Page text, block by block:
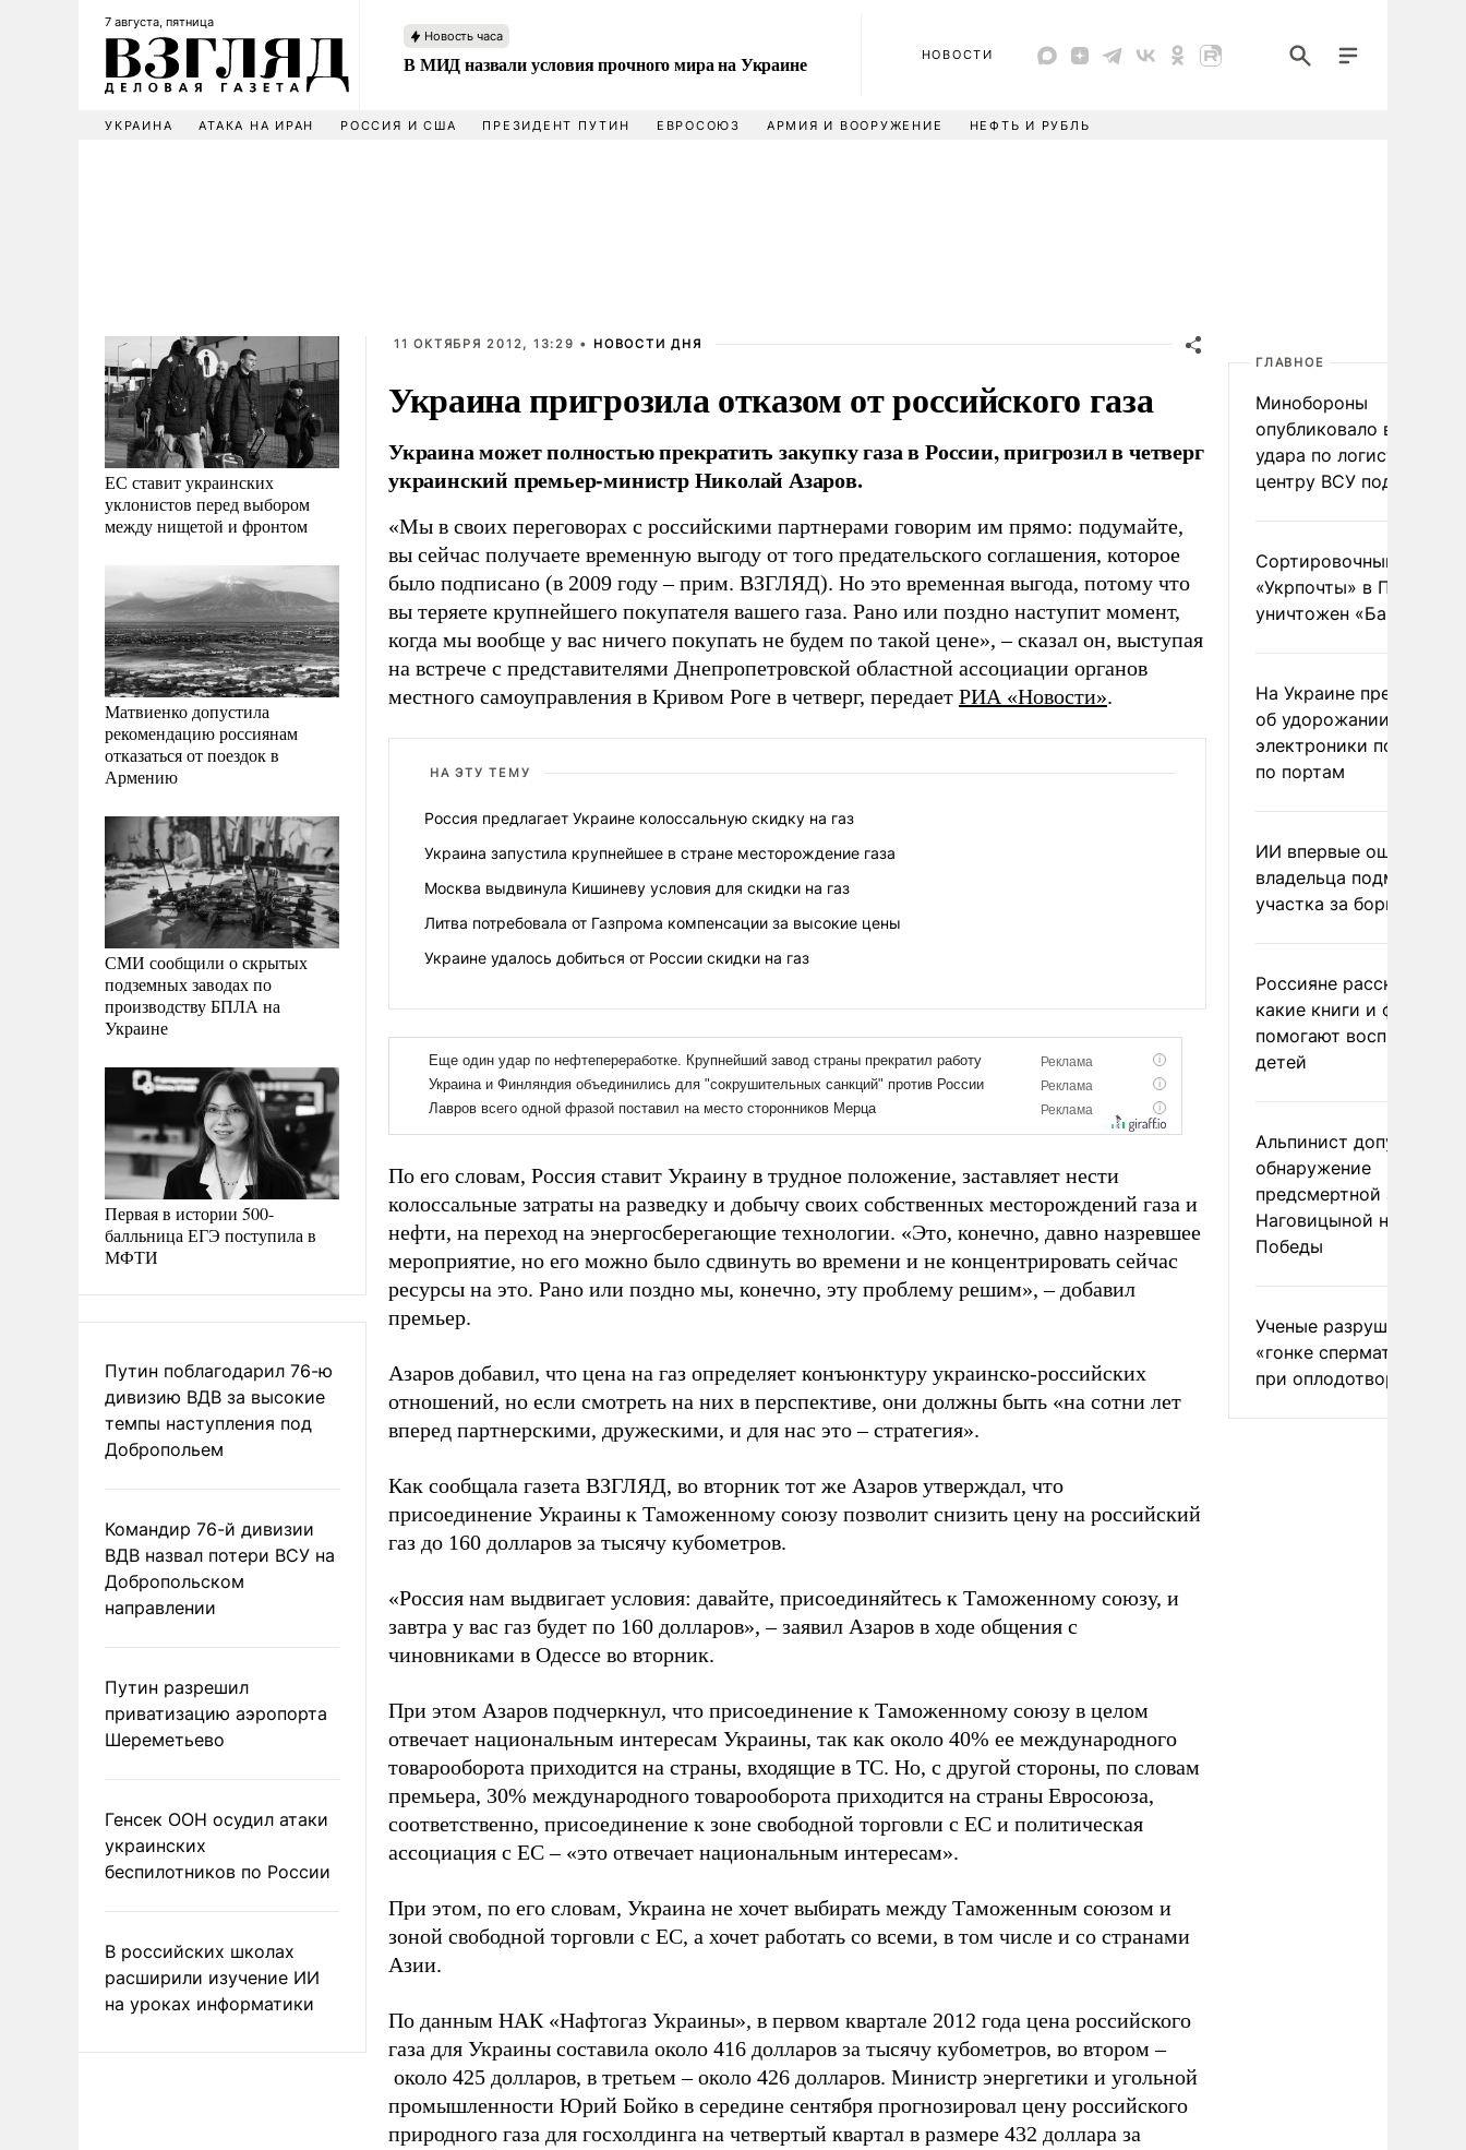
7 августа, пятница
Новость часа
В МИД назвали условия прочного мира на Украине НОВОСТИ
УКРАИНА АТАКА НА ИРАН РОССИЯ И США ПРЕЗИДЕНТ ПУТИН ЕВРОСОЮЗ АРМИЯ И ВООРУЖЕНИЕ НЕФТЬ И РУБЛЬ
ЕС ставит украинских
уклонистов перед выбором
между нищетой и фронтом
Матвиенко допустила
рекомендацию россиянам
отказаться от поездок в
Армению
СМИ сообщили о скрытых
подземных заводах по
производству БПЛА на
Украине
Первая в истории 500-
балльница ЕГЭ поступила в
МФТИ
Путин поблагодарил 76-ю
дивизию ВДВ за высокие
темпы наступления под
Добропольем
Командир 76-й дивизии
ВДВ назвал потери ВСУ на
Добропольском
направлении
Путин разрешил
приватизацию аэропорта
Шереметьево
Генсек ООН осудил атаки
украинских
беспилотников по России
В российских школах
расширили изучение ИИ
на уроках информатики
11 ОКТЯБРЯ 2012, 13:29 • НОВОСТИ ДНЯ
Украина пригрозила отказом от российского газа
Украина может полностью прекратить закупку газа в России, пригрозил в четверг
украинский премьер-министр Николай Азаров.
«Мы в своих переговорах с российскими партнерами говорим им прямо: подумайте,
вы сейчас получаете временную выгоду от того предательского соглашения, которое
было подписано (в 2009 году – прим. ВЗГЛЯД). Но это временная выгода, потому что
вы теряете крупнейшего покупателя вашего газа. Рано или поздно наступит момент,
когда мы вообще у вас ничего покупать не будем по такой цене», – сказал он, выступая
на встрече с представителями Днепропетровской областной ассоциации органов
местного самоуправления в Кривом Роге в четверг, передает РИА «Новости».
НА ЭТУ ТЕМУ
Россия предлагает Украине колоссальную скидку на газ
Украина запустила крупнейшее в стране месторождение газа
Москва выдвинула Кишиневу условия для скидки на газ
Литва потребовала от Газпрома компенсации за высокие цены
Украине удалось добиться от России скидки на газ
По его словам, Россия ставит Украину в трудное положение, заставляет нести
колоссальные затраты на разведку и добычу своих собственных месторождений газа и
нефти, на переход на энергосберегающие технологии. «Это, конечно, давно назревшее
мероприятие, но его можно было сдвинуть во времени и не концентрировать сейчас
ресурсы на это. Рано или поздно мы, конечно, эту проблему решим», – добавил
премьер.
Азаров добавил, что цена на газ определяет конъюнктуру украинско-российских
отношений, но если смотреть на них в перспективе, они должны быть «на сотни лет
вперед партнерскими, дружескими, и для нас это – стратегия».
Как сообщала газета ВЗГЛЯД, во вторник тот же Азаров утверждал, что
присоединение Украины к Таможенному союзу позволит снизить цену на российский
газ до 160 долларов за тысячу кубометров.
«Россия нам выдвигает условия: давайте, присоединяйтесь к Таможенному союзу, и
завтра у вас газ будет по 160 долларов», – заявил Азаров в ходе общения с
чиновниками в Одессе во вторник.
При этом Азаров подчеркнул, что присоединение к Таможенному союзу в целом
отвечает национальным интересам Украины, так как около 40% ее международного
товарооборота приходится на страны, входящие в ТС. Но, с другой стороны, по словам
премьера, 30% международного товарооборота приходится на страны Евросоюза,
соответственно, присоединение к зоне свободной торговли с ЕС и политическая
ассоциация с ЕС – «это отвечает национальным интересам».
При этом, по его словам, Украина не хочет выбирать между Таможенным союзом и
зоной свободной торговли с ЕС, а хочет работать со всеми, в том числе и со странами
Азии.
По данным НАК «Нафтогаз Украины», в первом квартале 2012 года цена российского
газа для Украины составила около 416 долларов за тысячу кубометров, во втором –
около 425 долларов, в третьем – около 426 долларов. Министр энергетики и угольной
промышленности Юрий Бойко в середине сентября прогнозировал цену российского
природного газа для госхолдинга на четвертый квартал в размере 432 доллара за
ГЛАВНОЕ
Минобороны
опубликовало видео
удара по
центру ВСУ под Киевом
Сортировочный пункт
«Укрпочты» в
уничтожен
На Украине
об удорожании
электроники после
по портам
ИИ впервые
владельца
участка за борщевик
Россияне рассказали,
какие книги и фильмы
помогают воспитывать
детей
Альпинист допустил
обнаружение
предсмертной записки
Наговицыной на пике
Победы
Ученые разрушили миф
«гонке
при оплодотворении